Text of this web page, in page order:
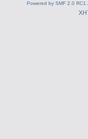
Powered by SMF 2.0